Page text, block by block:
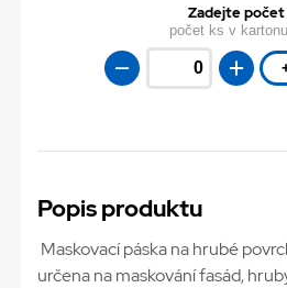
Zadejte počet
počet ks v
Popis produktu
Maskovací páska na hrubé
určena na maskování fasád,